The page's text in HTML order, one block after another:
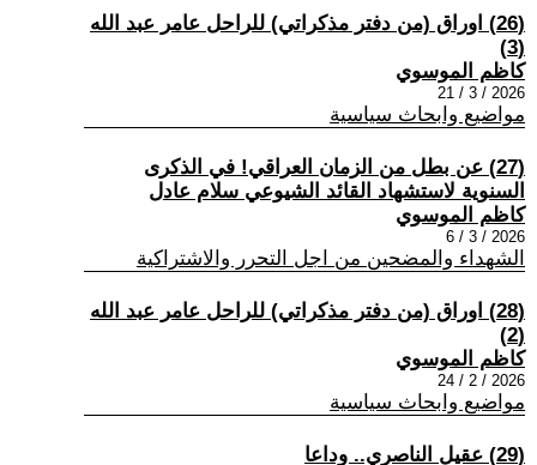
(26) اوراق (من دفتر مذكراتي) للراحل عامر عبد الله
(3)
كاظم الموسوي
2026 / 3 / 21
مواضيع وابحاث سياسية
(27) عن بطل من الزمان العراقي! في الذكرى
السنوية لاستشهاد القائد الشيوعي سلام عادل
كاظم الموسوي
2026 / 3 / 6
الشهداء والمضحين من اجل التحرر والاشتراكية
(28) اوراق (من دفتر مذكراتي) للراحل عامر عبد الله
(2)
كاظم الموسوي
2026 / 2 / 24
مواضيع وابحاث سياسية
(29) عقيل الناصري.. وداعا